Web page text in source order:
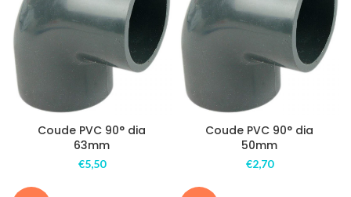
Coude PVC 90° dia
63mm
€5,50
Coude PVC 90° dia
50mm
€2,70